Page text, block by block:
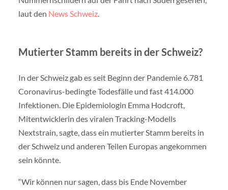
laut den News Schweiz.
Mutierter Stamm bereits in der Schweiz?
In der Schweiz gab es seit Beginn der Pandemie 6.781
Coronavirus-bedingte Todesfälle und fast 414.000
Infektionen. Die Epidemiologin Emma Hodcroft,
Mitentwicklerin des viralen Tracking-Modells
Nextstrain, sagte, dass ein mutierter Stamm bereits in
der Schweiz und anderen Teilen Europas angekommen
sein könnte.
“Wir können nur sagen, dass bis Ende November